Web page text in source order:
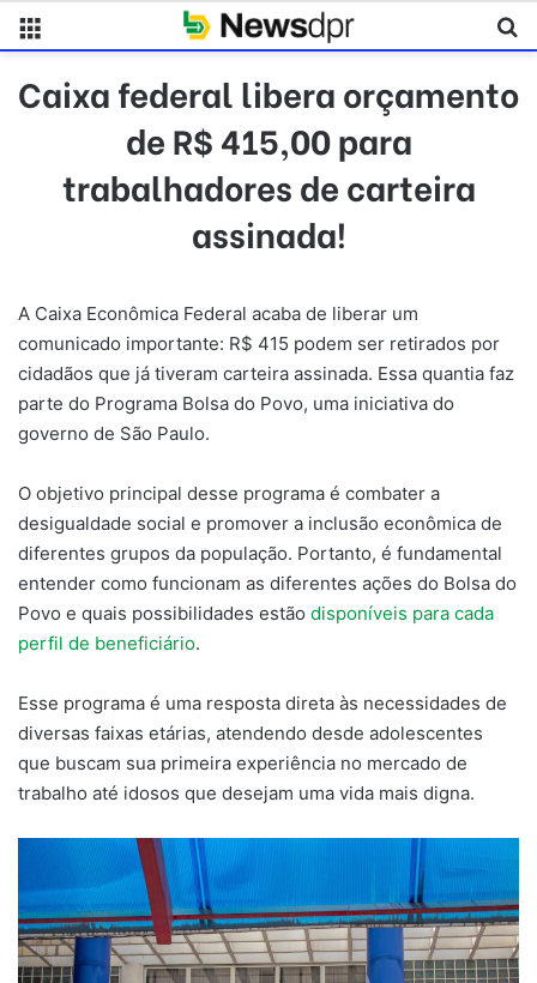
Caixa federal libera orçamento
de R$ 415,00 para
trabalhadores de carteira
assinada!
A Caixa Econômica Federal acaba de liberar um
comunicado importante: R$ 415 podem ser retirados por
cidadãos que já tiveram carteira assinada. Essa quantia faz
parte do Programa Bolsa do Povo, uma iniciativa do
governo de São Paulo.
O objetivo principal desse programa é combater a
desigualdade social e promover a inclusão econômica de
diferentes grupos da população. Portanto, é fundamental
entender como funcionam as diferentes ações do Bolsa do
Povo e quais possibilidades estão disponíveis para cada
perfil de beneficiário.
Esse programa é uma resposta direta às necessidades de
diversas faixas etárias, atendendo desde adolescentes
que buscam sua primeira experiência no mercado de
trabalho até idosos que desejam uma vida mais digna.